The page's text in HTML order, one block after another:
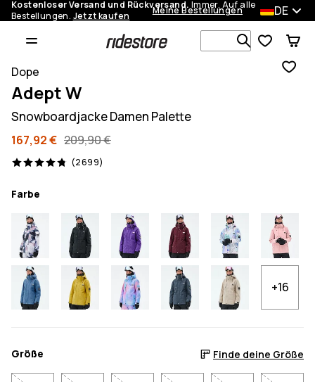
Kostenloser Versand und Rückversand. Immer. Auf alle
Bestellungen. Jetzt kaufen Meine Bestellungen DE
Dope
Adept W
Snowboardjacke Damen Palette
167,92 € 209,90 €
(2699)
2699 Reviews, 4.8/5
Farbe
+16
Größe Finde deine Größe